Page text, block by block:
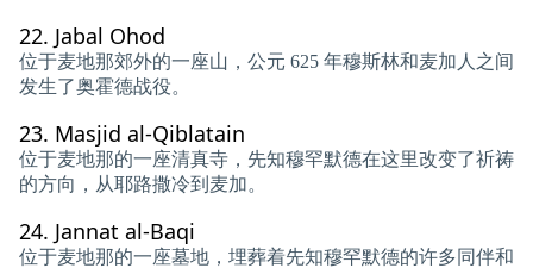
22. Jabal Ohod
位于麦地那郊外的一座山，公元 625 年穆斯林和麦加人之间
发生了奥霍德战役。
23. Masjid al-Qiblatain
位于麦地那的一座清真寺，先知穆罕默德在这里改变了祈祷
的方向，从耶路撒冷到麦加。
24. Jannat al-Baqi
位于麦地那的一座墓地，埋葬着先知穆罕默德的许多同伴和